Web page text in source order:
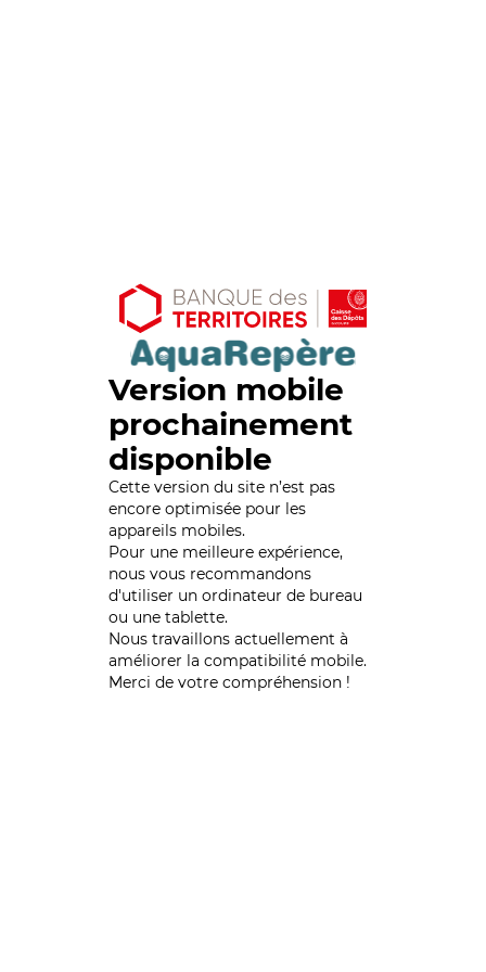
Version mobile
prochainement
disponible
Cette version du site n’est pas
encore optimisée pour les
appareils mobiles.
Pour une meilleure expérience,
nous vous recommandons
d'utiliser un ordinateur de bureau
ou une tablette.
Nous travaillons actuellement à
améliorer la compatibilité mobile.
Merci de votre compréhension !